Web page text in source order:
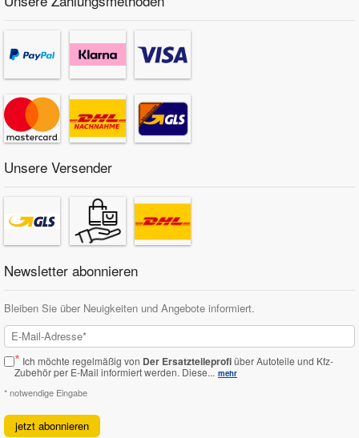
Unsere Versender
Newsletter abonnieren
Bleiben Sie über Neuigkeiten und Angebote informiert.
* Ich möchte regelmäßig von Der Ersatzteileprofiüber Autoteile und Kfz-
Zubehör per E-Mail informiert werden. Diese... mehr
* notwendige Eingabe
jetzt abonnieren